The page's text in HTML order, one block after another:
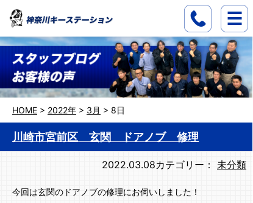
HOME > 2022年 > 3月 > 8日
川崎市宮前区 玄関 ドアノブ 修理
2022.03.08カテゴリー： 未分類
今回は玄関のドアノブの修理にお伺いしました！